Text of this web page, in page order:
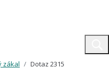
zákal Dotaz 2315